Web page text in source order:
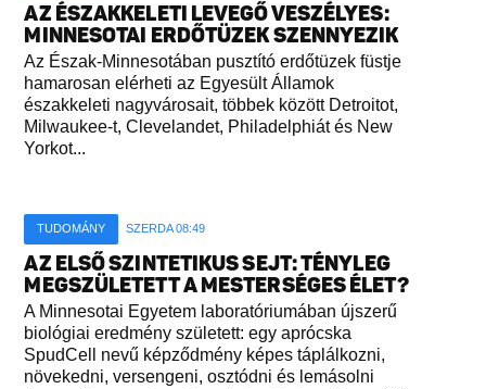
AZ ÉSZAKKELETI LEVEGŐ VESZÉLYES:
MINNESOTAI ERDŐTÜZEK SZENNYEZIK
Az Észak-Minnesotában pusztító erdőtüzek füstje
hamarosan elérheti az Egyesült Államok
északkeleti nagyvárosait, többek között Detroitot,
Milwaukee-t, Clevelandet, Philadelphiát és New
Yorkot...
TUDOMÁNY SZERDA 08:49
AZ ELSŐ SZINTETIKUS SEJT: TÉNYLEG
MEGSZÜLETETT A MESTERSÉGES ÉLET?
A Minnesotai Egyetem laboratóriumában újszerű
biológiai eredmény született: egy aprócska
SpudCell nevű képződmény képes táplálkozni,
növekedni, versengeni, osztódni és lemásolni